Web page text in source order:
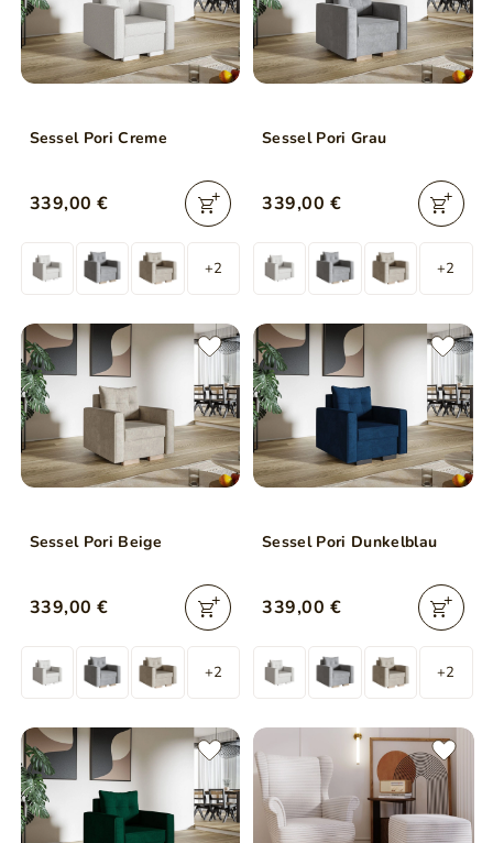
Sessel Pori Creme
339,00 €
+2
Sessel Pori Grau
339,00 €
+2
Sessel Pori Beige
339,00 €
+2
Sessel Pori Dunkelblau
339,00 €
+2